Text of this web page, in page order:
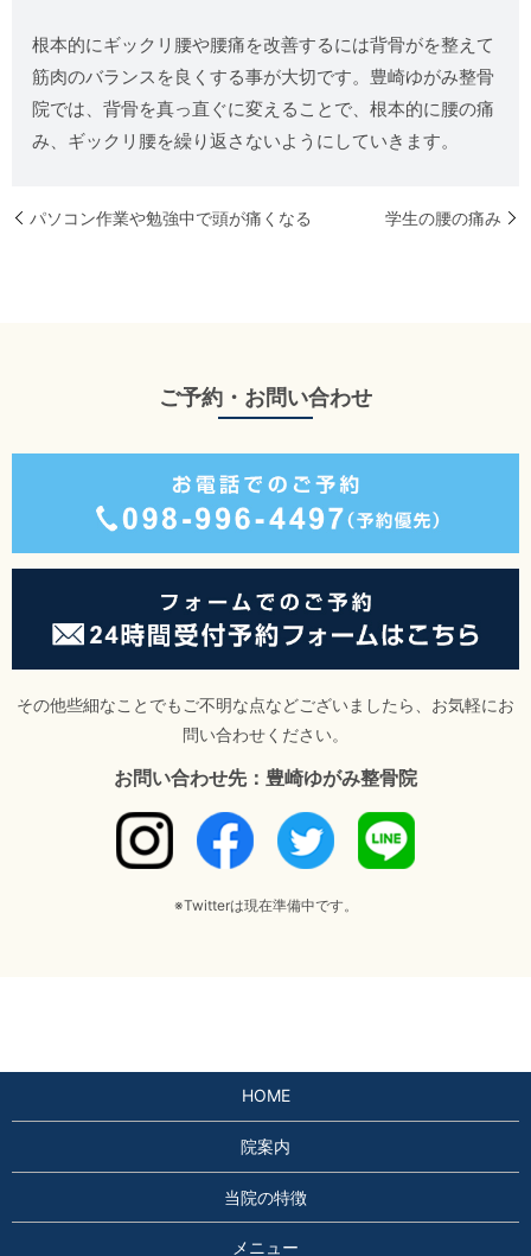
根本的にギックリ腰や腰痛を改善するには背骨がを整えて
筋肉のバランスを良くする事が大切です。豊崎ゆがみ整骨
院では、背骨を真っ直ぐに変えることで、根本的に腰の痛
み、ギックリ腰を繰り返さないようにしていきます。
パソコン作業や勉強中で頭が痛くなる 学生の腰の痛み
ご予約・お問い合わせ
その他些細なことでもご不明な点などございましたら、お気軽にお
問い合わせください。
お問い合わせ先：豊崎ゆがみ整骨院
※Twitterは現在準備中です。
HOME
院案内
当院の特徴
メニュー